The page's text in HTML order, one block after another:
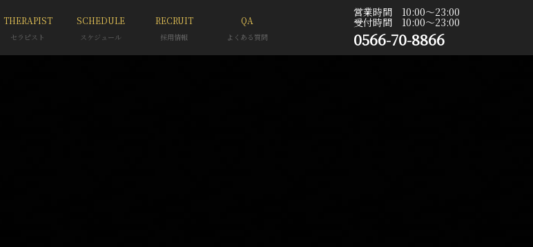
THERAPIST
セラピスト
SCHEDULE
スケジュール
RECRUIT
採用情報
QA
よくある質問
営業時間 10:00〜23:00
受付時間 10:00〜23:00
0566-70-8866